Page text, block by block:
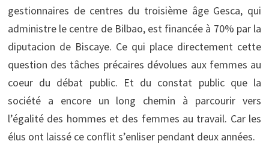
gestionnaires de centres du troisième âge Gesca, qui
administre le centre de Bilbao, est financée à 70% par la
diputacion de Biscaye. Ce qui place directement cette
question des tâches précaires dévolues aux femmes au
coeur du débat public. Et du constat public que la
société a encore un long chemin à parcourir vers
l’égalité des hommes et des femmes au travail. Car les
élus ont laissé ce conflit s’enliser pendant deux années.